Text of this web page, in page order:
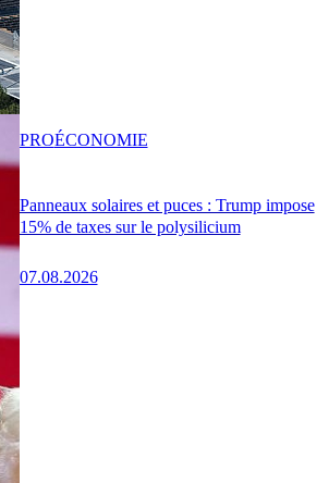
Panneaux solaires et puces : Trump impose
15% de taxes sur le polysilicium
07.08.2026
PROÉCONOMIE